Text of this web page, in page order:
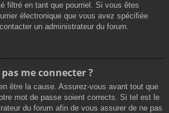
filtré en tant que pourriel. Si vous êtes
électronique que vous avez spécifiée
un administrateur du forum.
me connecter ?
être la cause. Assurez-vous avant tout que
mot de passe soient corrects. Si tel est le
du forum afin de vous assurer de ne pas